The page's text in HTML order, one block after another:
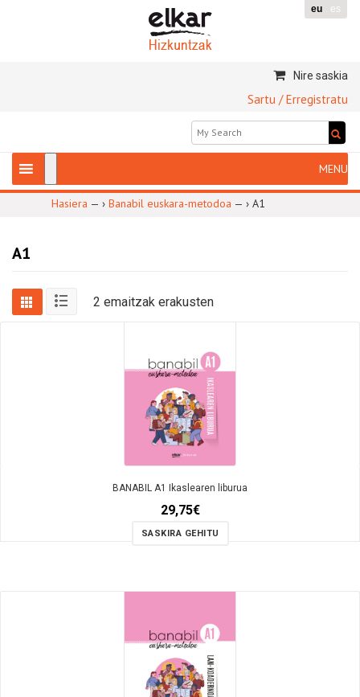
eu es
Nire saskia
Sartu / Erregistratu
Hasiera — › Banabil euskara-metodoa — › A1
A1
2 emaitzak erakusten
BANABIL A1 Ikaslearen liburua
29,75€
SASKIRA GEHITU